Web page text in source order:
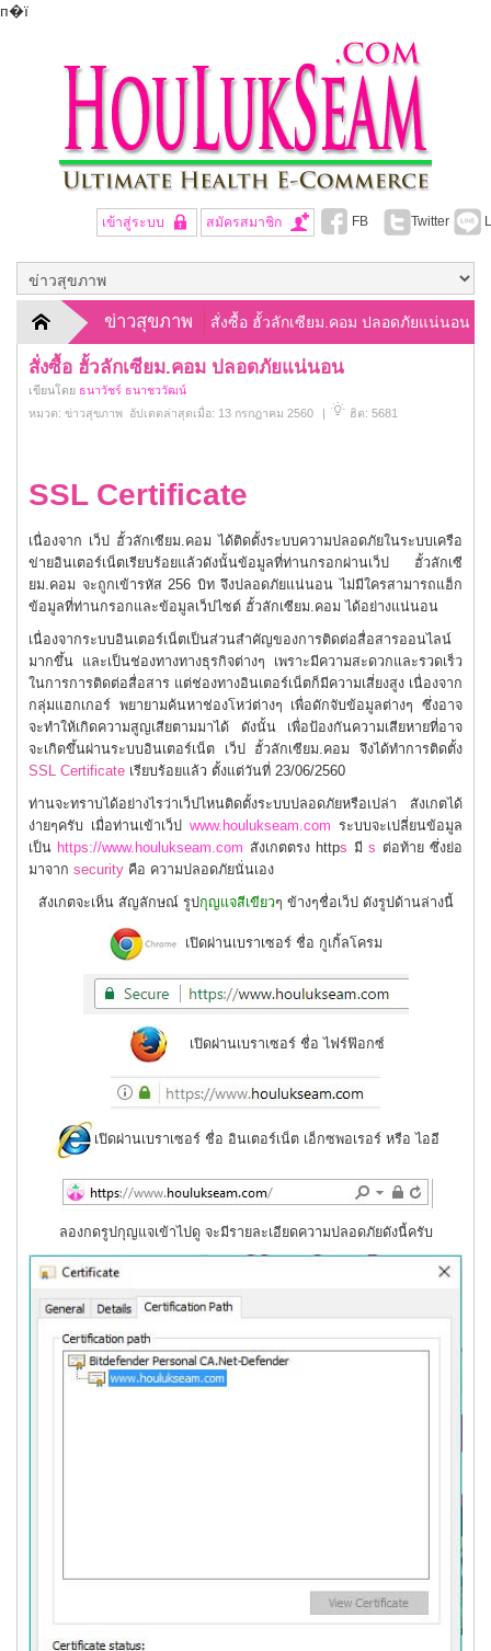
п�ї
เข้าสู่ระบบ สมัครสมาชิก FB Twitter
ข่าวสุขภาพ สั่งซื้อ ฮั้วลักเซียม.คอม ปลอดภัยแน่นอน
สั่งซื้อ ฮั้วลักเซียม.คอม ปลอดภัยแน่นอน
เขียนโดย ธนาวัชร์ ธนาชววัฒน์
หมวด: ข่าวสุขภาพ อัปเดตล่าสุดเมื่อ: 13 กรกฎาคม 2560 | ฮิต: 5681
SSL Certificate
เนื่องจาก เว็ป ฮั้วลักเซียม.คอม ได้ติดตั้งระบบความปลอดภัยในระบบเครือ
ข่ายอินเตอร์เน็ตเรียบร้อยแล้วดังนั้นข้อมูลที่ท่านกรอกผ่านเว็ป ฮั้วลักเซี
ยม.คอม จะถูกเข้ารหัส 256 บิท จึงปลอดภัยแน่นอน ไม่มีใครสามารถแฮ็ก
ข้อมูลที่ท่านกรอกและข้อมูลเว็ปไซต์ ฮั้วลักเซียม.คอม ได้อย่างแน่นอน
เนื่องจากระบบอินเตอร์เน็ตเป็นส่วนสําคัญของการติดต่อสื่อสารออนไลน์
มากขึ้น และเป็นช่องทางทางธุรกิจต่างๆ เพราะมีความสะดวกและรวดเร็ว
ในการการติดต่อสื่อสาร แต่ช่องทางอินเตอร์เน็ตก็มีความเสี่ยงสูง เนื่องจาก
กลุ่มแฮกเกอร์ พยายามค้นหาช่องโหว่ต่างๆ เพื่อดักจับข้อมูลต่างๆ ซึ่งอาจ
จะทำให้เกิดความสูญเสียตามมาได้ ดังนั้น เพื่อป้องกันความเสียหายที่อาจ
จะเกิดขึ้นผ่านระบบอินเตอร์เน็ต เว็ป ฮั้วลักเซียม.คอม จึงได้ทำการติดตั้ง
SSL Certificate เรียบร้อยแล้ว ตั้งแต่วันที่ 23/06/2560
ท่านจะทราบได้อย่างไรว่าเว็ปไหนติดตั้งระบบปลอดภัยหรือเปล่า สังเกตได้
ง่ายๆครับ เมื่อท่านเข้าเว็ป www.houlukseam.com ระบบจะเปลี่ยนข้อมูล
เป็น https://www.houlukseam.com สังเกตตรง https มีs ต่อท้าย ซึ่งย่อ
มาจาก security คือ ความปลอดภัยนั่นเอง
สังเกตจะเห็น สัญลักษณ์ รูปกุญแจสีเขียวๆ ข้างๆชื่อเว็ป ดังรูปด้านล่างนี้
เปิดผ่านเบราเซอร์ ชื่อ กูเกิ้ลโครม
เปิดผ่านเบราเซอร์ ชื่อ ไฟร์ฟ๊อกซ์
เปิดผ่านเบราเซอร์ ชื่อ อินเตอร์เน็ต เอ็กซพอเรอร์ หรือ ไออี
ลองกดรูปกุญแจเข้าไปดู จะมีรายละเอียดความปลอดภัยดังนี้ครับ